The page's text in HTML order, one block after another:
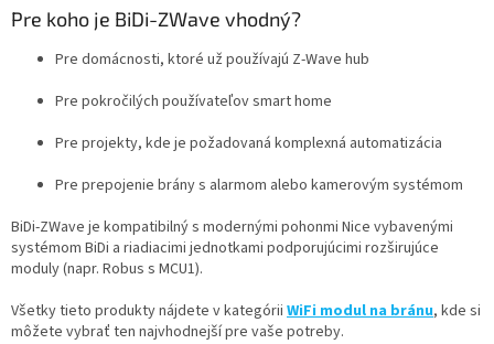
Pre koho je BiDi-ZWave vhodný?
Pre domácnosti, ktoré už používajú Z-Wave hub
Pre pokročilých používateľov smart home
Pre projekty, kde je požadovaná komplexná automatizácia
Pre prepojenie brány s alarmom alebo kamerovým systémom
BiDi-ZWave je kompatibilný s modernými pohonmi Nice vybavenými
systémom BiDi a riadiacimi jednotkami podporujúcimi rozširujúce
moduly (napr. Robus s MCU1).
Všetky tieto produkty nájdete v kategórii WiFi modul na bránu, kde si
môžete vybrať ten najvhodnejší pre vaše potreby.